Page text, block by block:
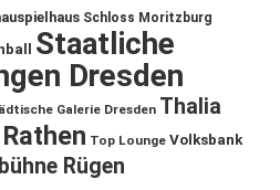
Schloss Moritzburg
Staatliche
Dresden
Galerie Dresden Thalia
Top Lounge Volksbank
Rügen